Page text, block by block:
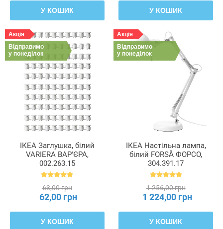
У КОШИК У КОШИК
Акція
Відправимо
у понеділок
ІКЕА Заглушка, білий
VARIERA ВАР'ЄРА,
002.263.15
63,00 грн
62,00 грн
У КОШИК
Акція
Відправимо
у понеділок
ІКЕА Настільна лампа,
білий FORSÅ ФОРСО,
304.391.17
1 256,00 грн
1 224,00 грн
У КОШИК